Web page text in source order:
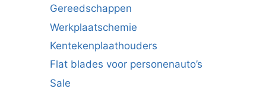
Gereedschappen
Werkplaatschemie
Kentekenplaathouders
Flat blades voor personenauto’s
Sale